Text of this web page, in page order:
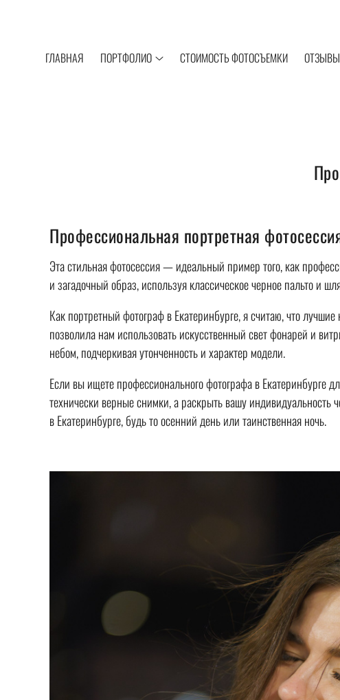
ГЛАВНАЯ ПОРТФОЛИО СТОИМОСТЬ ФОТОСЪЕМКИ
Профессиональная портретная
Эта стильная фотосессия — идеальный пример того, как
и загадочный образ, используя классическое черное пальто и
Как портретный фотограф в Екатеринбурге, я считаю, что
позволила нам использовать искусственный свет фонарей и
небом, подчеркивая утонченность и характер модели.
Если вы ищете профессионального фотографа в Екатеринбурге
технически верные снимки, а раскрыть вашу индивидуальность
в Екатеринбурге, будь то осенний день или таинственная ночь.